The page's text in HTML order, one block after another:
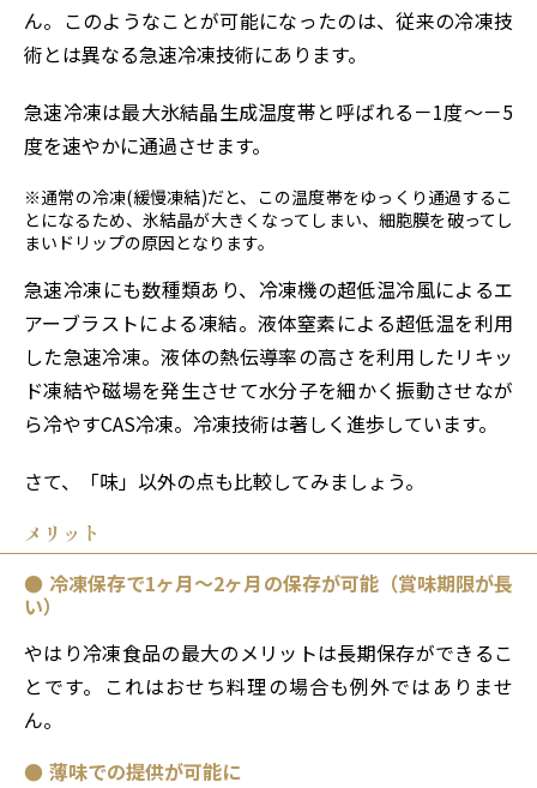
ん。このようなことが可能になったのは、従来の冷凍技
術とは異なる急速冷凍技術にあります。
急速冷凍は最大氷結晶生成温度帯と呼ばれる－1度～－5
度を速やかに通過させます。
※通常の冷凍(緩慢凍結)だと、この温度帯をゆっくり通過するこ
とになるため、氷結晶が大きくなってしまい、細胞膜を破ってし
まいドリップの原因となります。
急速冷凍にも数種類あり、冷凍機の超低温冷風によるエ
アーブラストによる凍結。液体窒素による超低温を利用
した急速冷凍。液体の熱伝導率の高さを利用したリキッ
ド凍結や磁場を発生させて水分子を細かく振動させなが
ら冷やすCAS冷凍。冷凍技術は著しく進歩しています。
さて、「味」以外の点も比較してみましょう。
メリット
冷凍保存で1ヶ月～2ヶ月の保存が可能（賞味期限が長
い）
やはり冷凍食品の最大のメリットは長期保存ができるこ
とです。これはおせち料理の場合も例外ではありませ
ん。
薄味での提供が可能に